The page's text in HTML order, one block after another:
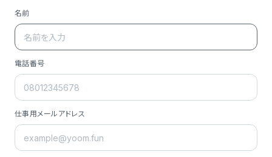
名前
電話番号
仕事用メールアドレス